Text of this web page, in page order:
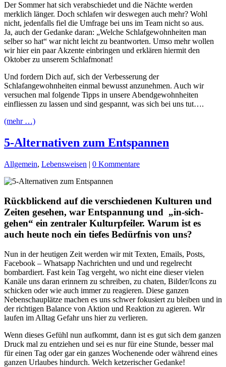
Der Sommer hat sich verabschiedet und die Nächte werden
merklich länger. Doch schlafen wir deswegen auch mehr? Wohl
nicht, jedenfalls fiel die Umfrage bei uns im Team nicht so aus.
Ja, auch der Gedanke daran: „Welche Schlafgewohnheiten man
selber so hat“ war nicht leicht zu beantworten. Umso mehr wollen
wir hier ein paar Akzente einbringen und erklären hiermit den
Oktober zu unserem Schlafmonat!
Und fordern Dich auf, sich der Verbesserung der
Schlafangewohnheiten einmal bewusst anzunehmen. Auch wir
versuchen mal folgende Tipps in unsere Abendgewohnheiten
einfliessen zu lassen und sind gespannt, was sich bei uns tut….
(mehr …)
5-Alternativen zum Entspannen
Allgemein, Lebensweisen | 0 Kommentare
Rückblickend auf die verschiedenen Kulturen und
Zeiten gesehen, war Entspannung und „in-sich-
gehen“ ein zentraler Kulturpfeiler. Warum ist es
auch heute noch ein tiefes Bedürfnis von uns?
Nun in der heutigen Zeit werden wir mit Texten, Emails, Posts,
Facebook – Whatsapp Nachrichten und und und regelrecht
bombardiert. Fast kein Tag vergeht, wo nicht eine dieser vielen
Kanäle uns daran erinnern zu schreiben, zu chaten, Bilder/Icons zu
schicken oder wie auch immer zu reagieren. Diese ganzen
Nebenschauplätze machen es uns schwer fokusiert zu bleiben und in
der richtigen Balance von Aktion und Reaktion zu agieren. Wir
laufen im Alltag Gefahr uns hier zu verlieren.
Wenn dieses Gefühl nun aufkommt, dann ist es gut sich dem ganzen
Druck mal zu entziehen und sei es nur für eine Stunde, besser mal
für einen Tag oder gar ein ganzes Wochenende oder während eines
ganzen Urlaubes hindurch. Welch ketzerischer Gedanke!